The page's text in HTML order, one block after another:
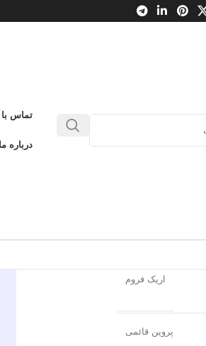
تماس با
درباره ما
اریک فروم
پروین قائمی